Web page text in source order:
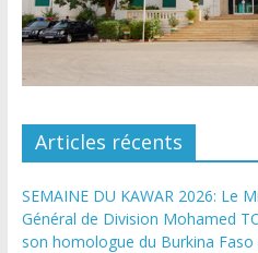
Articles récents
SEMAINE DU KAWAR 2026: Le
Général de Division Mohamed
son homologue du Burkina